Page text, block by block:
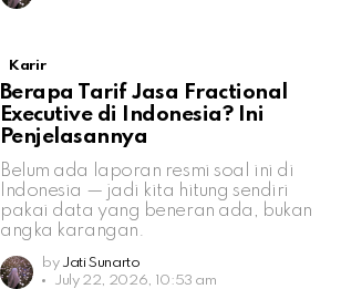
Karir
Berapa Tarif Jasa Fractional
Executive di Indonesia? Ini
Penjelasannya
Belum ada laporan resmi soal ini di
Indonesia — jadi kita hitung sendiri
pakai data yang beneran ada, bukan
angka karangan.
by Jati Sunarto
July 22, 2026, 10:53 am